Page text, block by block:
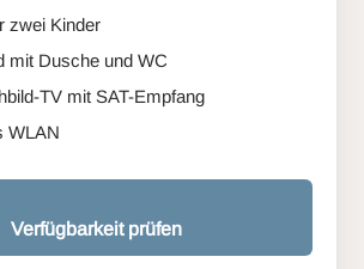
zwei Kinder
mit Dusche und WC
TV mit SAT-Empfang
WLAN
Verfügbarkeit prüfen